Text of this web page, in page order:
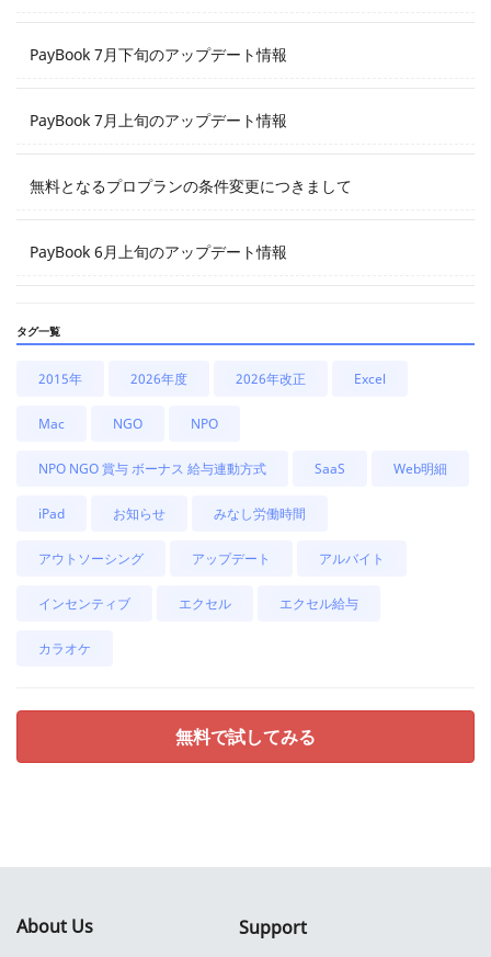
PayBook 7月下旬のアップデート情報
PayBook 7月上旬のアップデート情報
無料となるプロプランの条件変更につきまして
PayBook 6月上旬のアップデート情報
タグ一覧
2015年 2026年度 2026年改正 Excel
Mac NGO NPO
NPO NGO 賞与 ボーナス 給与連動方式 SaaS Web明細
iPad お知らせ みなし労働時間
アウトソーシング アップデート アルバイト
インセンティブ エクセル エクセル給与
カラオケ
無料で試してみる
About Us Support